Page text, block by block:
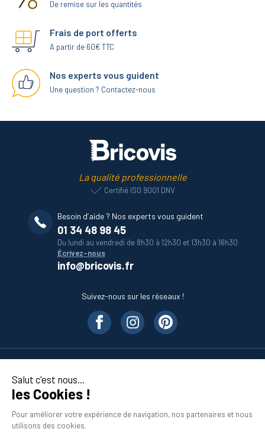
Salut c'est nous...
les Cookies !
Pour améliorer votre expérience de navigation, nos partenaires et nous
utilisons des cookies.
De remise sur les quantités
Frais de port offerts
A partir de 60€ TTC
Nos experts vous guident
Une question ? Contactez-nous
La qualité professionnelle
Certifié ISO 9001 DNV
Besoin d’aide ? Nos experts vous guident
01 34 48 98 45
Du lundi au vendredi de 8h30 à 12h30 et 13h30 à 16h30
Écrivez-nous
info@bricovis.fr
Suivez-nous sur les réseaux !
En savoir plus